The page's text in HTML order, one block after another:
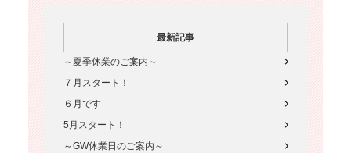
最新記事
～夏季休業のご案内～
７月スタート！
６月です
5月スタート！
～GW休業日のご案内～